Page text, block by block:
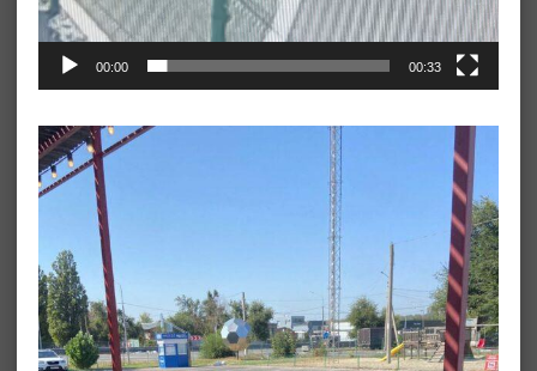
00:00 00:33